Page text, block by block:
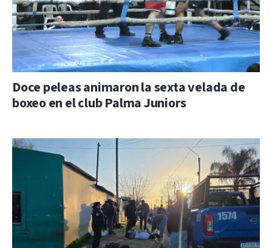
Doce peleas animaron la sexta velada de
boxeo en el club Palma Juniors